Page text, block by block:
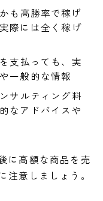
も高勝率で稼げ
際には全く稼げ
支払っても、実
一般的な情報
サルティング料
なアドバイスや
に高額な商品を売
注意しましょう。